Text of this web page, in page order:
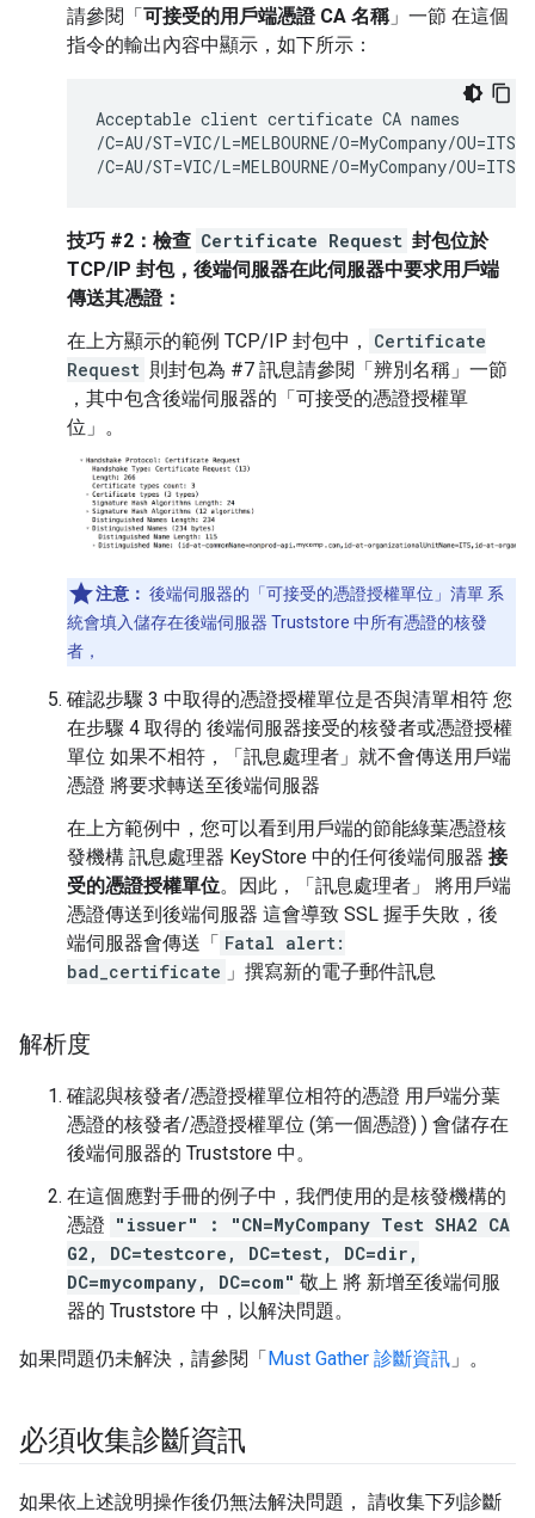
請參閱「可接受的用戶端憑證 CA 名稱」一節 在這個
指令的輸出內容中顯示，如下所示：
Acceptable client certificate CA names
/C=AU/ST=VIC/L=MELBOURNE/O=MyCompany/
/C=AU/ST=VIC/L=MELBOURNE/O=MyCompany/
技巧 #2：檢查 Certificate Request 封包位於
TCP/IP 封包，後端伺服器在此伺服器中要求用戶端
傳送其憑證：
在上方顯示的範例 TCP/IP 封包中，
Certificate
Request 則封包為 #7 訊息請參閱「辨別名稱」一節
，其中包含後端伺服器的「可接受的憑證授權單
位」。
注意： 後端伺服器的「可接受的憑證授權單位」清單 系
統會填入儲存在後端伺服器 Truststore 中所有憑證的核發
者，
確認步驟 3 中取得的憑證授權單位是否與清單相符 您
在步驟 4 取得的 後端伺服器接受的核發者或憑證授權
單位 如果不相符，「訊息處理者」就不會傳送用戶端
憑證 將要求轉送至後端伺服器
在上方範例中，您可以看到用戶端的節能綠葉憑證核
發機構 訊息處理器 KeyStore 中的任何後端伺服器 接
受的憑證授權單位。因此，「訊息處理者」 將用戶端
憑證傳送到後端伺服器 這會導致 SSL 握手失敗，後
端伺服器會傳送「 Fatal alert:
bad_certificate 」撰寫新的電子郵件訊息
解析度
確認與核發者/憑證授權單位相符的憑證 用戶端分葉
憑證的核發者/憑證授權單位 (第一個憑證) ) 會儲存在
後端伺服器的 Truststore 中。
在這個應對手冊的例子中，我們使用的是核發機構的
憑證 "issuer" : "CN=MyCompany Test SHA2 CA
G2, DC=testcore, DC=test, DC=dir,
DC=mycompany, DC=com" 敬上 將 新增至後端伺服
器的 Truststore 中，以解決問題。
如果問題仍未解決，請參閱「Must Gather 診斷資訊 」。
必須收集診斷資訊
如果依上述說明操作後仍無法解決問題， 請收集下列診斷